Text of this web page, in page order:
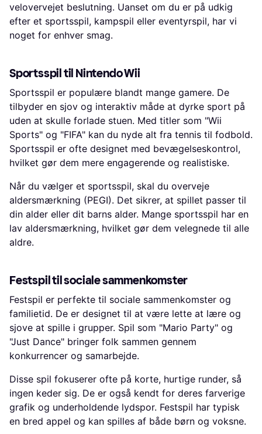
velovervejet beslutning. Uanset om du er på udkig
efter et sportsspil, kampspil eller eventyrspil, har vi
noget for enhver smag.
Sportsspil til Nintendo Wii
Sportsspil er populære blandt mange gamere. De
tilbyder en sjov og interaktiv måde at dyrke sport på
uden at skulle forlade stuen. Med titler som "Wii
Sports" og "FIFA" kan du nyde alt fra tennis til fodbold.
Sportsspil er ofte designet med bevægelseskontrol,
hvilket gør dem mere engagerende og realistiske.
Når du vælger et sportsspil, skal du overveje
aldersmærkning (PEGI). Det sikrer, at spillet passer til
din alder eller dit barns alder. Mange sportsspil har en
lav aldersmærkning, hvilket gør dem velegnede til alle
aldre.
Festspil til sociale sammenkomster
Festspil er perfekte til sociale sammenkomster og
familietid. De er designet til at være lette at lære og
sjove at spille i grupper. Spil som "Mario Party" og
"Just Dance" bringer folk sammen gennem
konkurrencer og samarbejde.
Disse spil fokuserer ofte på korte, hurtige runder, så
ingen keder sig. De er også kendt for deres farverige
grafik og underholdende lydspor. Festspil har typisk
en bred appel og kan spilles af både børn og voksne.